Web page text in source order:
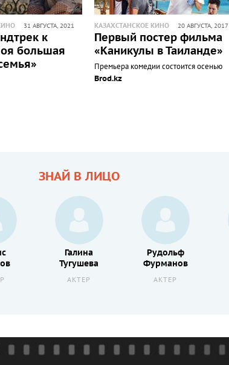
31 АВГУСТА, 2021
к
большая
КАЗАХСТАНСКОЕ КИНО 20 АВГУСТА, 2017
Первый постер фильма
«Каникулы в Таиланде»
Премьера комедии состоится осенью
Brod.kz
ЗНАЙ В ЛИЦО
Галина
Тугушева
АКТЕР
Рудольф
Фурманов
АКТЕР